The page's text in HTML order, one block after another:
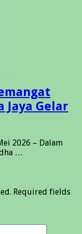
Jaya Gelar
2026 – Dalam
…
Required fields